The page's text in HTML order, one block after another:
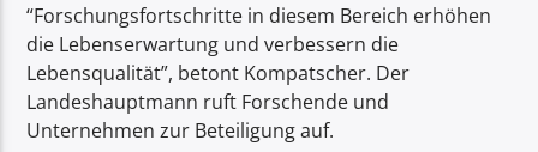
“Forschungsfortschritte in diesem Bereich erhöhen
die Lebenserwartung und verbessern die
Lebensqualität”, betont Kompatscher. Der
Landeshauptmann ruft Forschende und
Unternehmen zur Beteiligung auf.